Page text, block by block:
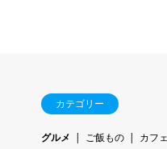
カテゴリー
グルメ ご飯もの カフ